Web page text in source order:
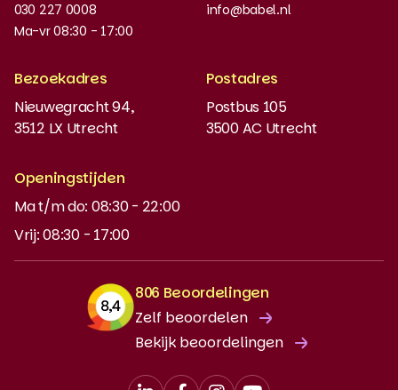
Nieuws en updates
Instaptoets
MyBabel
NT2
DUO-lening
030 227 0008
Ma-vr 08:30 - 17:00
info@babel.nl
Bezoekadres
Nieuwegracht 94,
3512 LX Utrecht
Postadres
Postbus 105
3500 AC Utrecht
Openingstijden
Ma t/m do: 08:30 - 22:00
Vrij: 08:30 - 17:00
806 Beoordelingen
Zelf beoordelen
Bekijk beoordelingen